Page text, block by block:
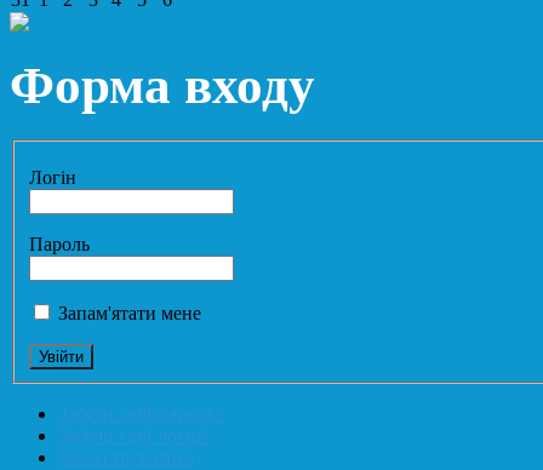
Форма входу
Логін
Пароль
Запам'ятати мене
Забули свій пароль?
Забули свій логін?
Зареєструватися